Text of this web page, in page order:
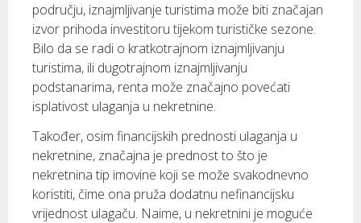
području, iznajmljivanje turistima može biti značajan
izvor prihoda investitoru tijekom turističke sezone.
Bilo da se radi o kratkotrajnom iznajmljivanju
turistima, ili dugotrajnom iznajmljivanju
podstanarima, renta može značajno povećati
isplativost ulaganja u nekretnine.
Također, osim financijskih prednosti ulaganja u
nekretnine, značajna je prednost to što je
nekretnina tip imovine koji se može svakodnevno
koristiti, čime ona pruža dodatnu nefinancijsku
vrijednost ulagaču. Naime, u nekretnini je moguće